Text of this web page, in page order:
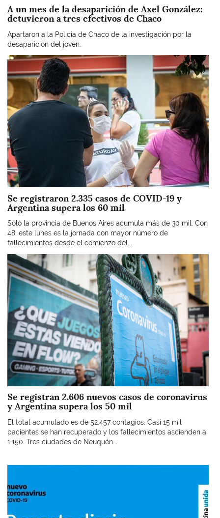
A un mes de la desaparición de Axel González:
detuvieron a tres efectivos de Chaco
Apartaron a la Policía de Chaco de la investigación por la
desaparición del joven.
Imagen
Se registraron 2.335 casos de COVID-19 y
Argentina supera los 60 mil
Sólo la provincia de Buenos Aires acumula más de 30 mil. Con
48, este lunes es la jornada con mayor número de
fallecimientos desde el comienzo del...
Imagen
Se registran 2.606 nuevos casos de coronavirus
y Argentina supera los 50 mil
El total acumulado es de 52.457 contagios. Casi 15 mil
pacientes se han recuperado y los fallecimientos ascienden a
1.150. Tres ciudades de Neuquén...